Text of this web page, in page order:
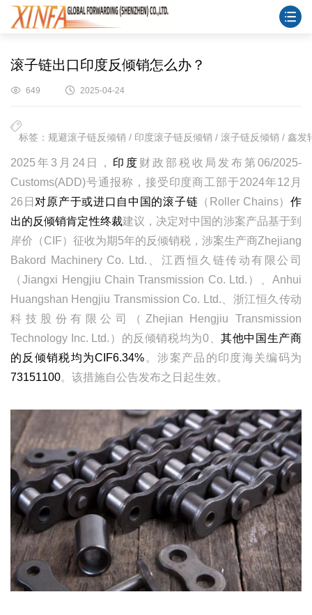
滚子链出口印度反倾销怎么办？
649 2025-04-24
标签：规避滚子链反倾销 / 印度滚子链反倾销 / 滚子链反倾销 / 鑫发
2025 年 3 月 24日， 印度 财政部税收局发布第06/2025-
Customs(ADD)号通报称，接受印度商工部于2024年12 月
26 日 对原产于或进口自中国的滚子链 （ Roller Chains）作
出的反倾销肯定性终裁建议， 决定对中国的涉案产品基于到
岸价（CIF）征收为期5年的反倾销税，涉案生产商Zhejiang
Bakord Machinery Co. Ltd. 、江西恒久链传动有限公司
（Jiangxi Hengjiu Chain Transmission Co. Ltd. ）、Anhui
Huangshan Hengjiu Transmission Co. Ltd. 、浙江恒久传动
科技股份有限公司（ Zhejian Hengjiu Transmission
Technology Inc. Ltd. ） 的反倾销税均为0、其他中国生产商
的反倾销税均为CIF6.34% 。涉案产品的印度海关编码为
73151100。该措施自公告发布之日起生效。